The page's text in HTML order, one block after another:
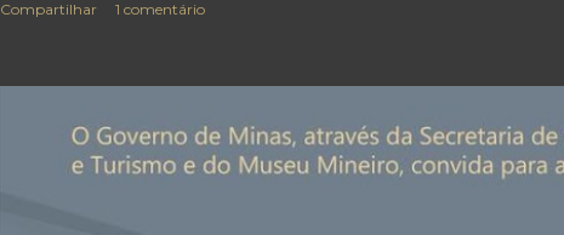
Compartilhar 1 comentário